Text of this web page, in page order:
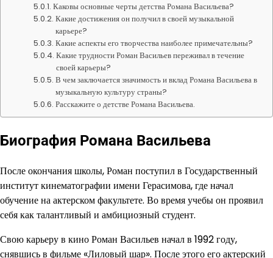
Каковы основные черты детства Романа Васильева?
Какие достижения он получил в своей музыкальной
карьере?
Какие аспекты его творчества наиболее примечательны?
Какие трудности Роман Васильев переживал в течение
своей карьеры?
В чем заключается значимость и вклад Романа Васильева в
музыкальную культуру страны?
Расскажите о детстве Романа Васильева.
Биография Романа Васильева
После окончания школы, Роман поступил в Государственный
институт кинематографии имени Герасимова, где начал
обучение на актерском факультете. Во время учебы он проявил
себя как талантливый и амбициозный студент.
Свою карьеру в кино Роман Васильев начал в 1992 году,
снявшись в фильме «Лиловый шар». После этого его актерский